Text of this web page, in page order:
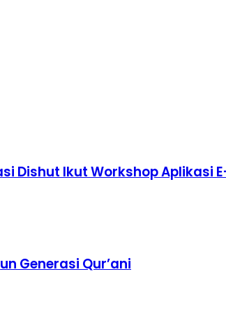
Dishut Ikut Workshop Aplikasi
Generasi Qur’ani